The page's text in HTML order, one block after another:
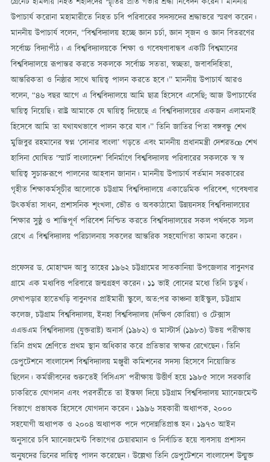
উপাচার্য করোনা মহামারীতে নিহত চবি পরিবারের সদস্যদের শ্রদ্ধাভরে স্মরণ করেন।
মাননীয় উপাচার্য বলেন, “বিশ্ববিদ্যালয় হচ্ছে জ্ঞান চর্চা, জ্ঞান সৃজন ও জ্ঞান বিতরণের
সর্বোচ্চ বিদ্যাপীঠ। এ বিশ্ববিদ্যালয়কে শিক্ষা ও গবেষণাবান্ধব একটি বিশ্বমানের
বিশ্ববিদ্যালয়ে রূপান্তর করতে সকলকে সর্বোচ্চ সততা, স্বচ্ছতা, জবাবদিহিতা,
আন্তরিকতা ও নিষ্ঠার সাথে দ্বায়িত্ব পালন করতে হবে।” মাননীয় উপাচার্য আরও
বলেন, “৪৬ বছর আগে এ বিশ্ববিদ্যালয়ে আমি ছাত্র হিসেবে এসেছি; আজ উপাচার্যের
দ্বায়িত্ব নিয়েছি। রাষ্ট্র আমাকে যে দ্বায়িত্ব দিয়েছে এ বিশ্ববিদ্যালয়ের একজন এলামনাই
হিসেবে আমি তা যথাযথভাবে পালন করে যাব।” তিনি জাতির পিতা বঙ্গবন্ধু শেখ
মুজিবুর রহমানের স্বপ্ন ‘সোনার বাংলা’ গড়তে এবং মাননীয় প্রধানমন্ত্রী দেশরতœ শেখ
হাসিনা ঘোষিত ‘স্মার্ট বাংলাদেশ’ বিনির্মাণে বিশ্ববিদ্যালয় পরিবারের সকলকে স্ব স্ব
দ্বায়িত্ব সুচারুরূপে পালনের আহবান জানান। মাননীয় উপাচার্য বর্তমান সরকারের
গৃহীত শিক্ষাকর্মসূচীর আলোকে চট্টগ্রাম বিশ্ববিদ্যালয়ে একাডেমিক পরিবেশ, গবেষণার
উৎকর্ষতা সাধন, প্রশাসনিক শৃংখলা, ভৌত ও অবকাঠামো উন্নয়নসহ বিশ্ববিদ্যালয়ের
শিক্ষার সুষ্ঠু ও শান্তিপূর্ণ পরিবেশ নিশ্চিত করতে বিশ্ববিদ্যালয়ের সকল পর্ষদকে সচল
রেখে এ বিশ্ববিদ্যালয় পরিচালনায় সকলের আন্তরিক সহযোগিতা কামনা করেন।
প্রফেসর ড. মোহাম্মদ আবু তাহের ১৯৬২ চট্টগ্রামের সাতকানিয়া উপজেলার বাবুনগর
গ্রামে এক মধ্যবিত্ত পরিবারে জন্মগ্রহণ করেন। ১১ ভাই বোনের মধ্যে তিনি চতুর্থ।
লেখাপড়ার হাতেখড়ি বাবুনগর প্রাইমারী স্কুলে, অত:পর কাঞ্চনা হাইস্কুল, চট্টগ্রাম
কলেজ, চট্টগ্রাম বিশ্ববিদ্যালয়, ইনহা বিশ্ববিদ্যালয় (দক্ষিণ কোরিয়া) ও টেক্সাস
এএন্ডএম বিশ্ববিদ্যালয় (যুক্তরাষ্ট) অনার্স (১৯৮২) ও মাস্টার্স (১৯৮৩) উভয় পরীক্ষায়
তিনি প্রথম শ্রেণিতে প্রথম স্থান অধিকার করে প্রতিভার স্বাক্ষর রেখেছেন। তিনি
ডেপুটেশনে বাংলাদেশ বিশ্ববিদ্যালয় মঞ্জুরী কমিশনের সদস্য হিসেবে নিয়োজিত
ছিলেন। কর্মজীবনের শুরুতেই বিসিএস’ পরীক্ষায় উত্তীর্ণ হয়ে ১৯৮৫ সালে সরকারি
চাকরিতে যোগদান এবং পরবর্তীতে তা ইস্তফা দিয়ে চট্টগ্রাম বিশ্ববিদ্যালয় ম্যানেজমেন্ট
বিভাগে প্রভাষক হিসেবে যোগদান করেন। ১৯৯৬ সহকারী অধ্যাপক, ২০০০
সহযোগী অধ্যাপক ও ২০০৪ অধ্যাপক পদে পদোন্নতিপ্রাপ্ত হন। ১৯৭৩ আইন
অনুসারে চবি ম্যানেজমেন্ট বিভাগের চেয়ারম্যান ও নির্বাচিত হয়ে ব্যবসায় প্রশাসন
অনুষদের ডিনের দায়িত্ব পালন করেছেন। উল্লেখ্য তিনি ডেপুটেশনে বাংলাদেশ উন্মুক্ত